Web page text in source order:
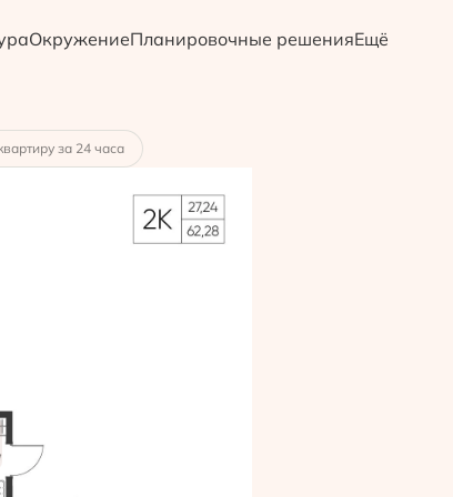
ОкружениеПланировочные решенияЕщё
от 27 033 руб.
за 24 часа